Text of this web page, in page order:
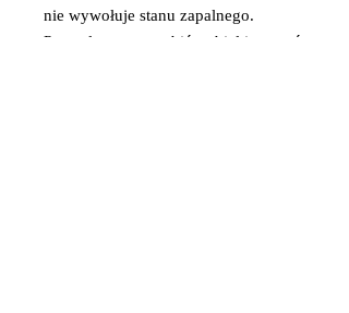
nie wywołuje stanu zapalnego.
Pozwala za to przebić torbiel i usunąć